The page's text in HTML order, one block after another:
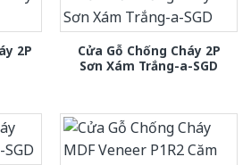
2P
Cửa Gỗ Chống Cháy 2P
Sơn Xám Trắng-a-SGD